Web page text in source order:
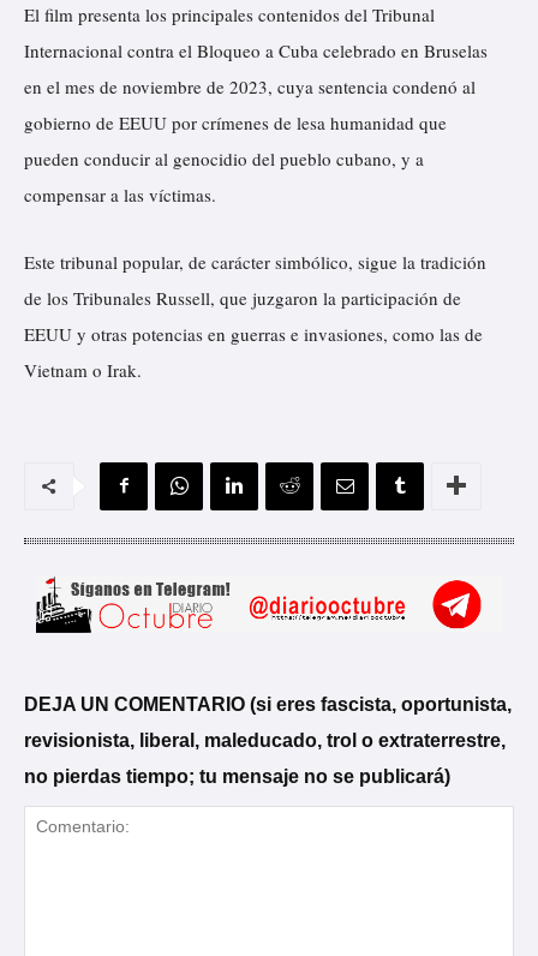
El film presenta los principales contenidos del Tribunal
Internacional contra el Bloqueo a Cuba celebrado en Bruselas
en el mes de noviembre de 2023, cuya sentencia condenó al
gobierno de EEUU por crímenes de lesa humanidad que
pueden conducir al genocidio del pueblo cubano, y a
compensar a las víctimas.
Este tribunal popular, de carácter simbólico, sigue la tradición
de los Tribunales Russell, que juzgaron la participación de
EEUU y otras potencias en guerras e invasiones, como las de
Vietnam o Irak.
DEJA UN COMENTARIO (si eres fascista, oportunista,
revisionista, liberal, maleducado, trol o extraterrestre,
no pierdas tiempo; tu mensaje no se publicará)